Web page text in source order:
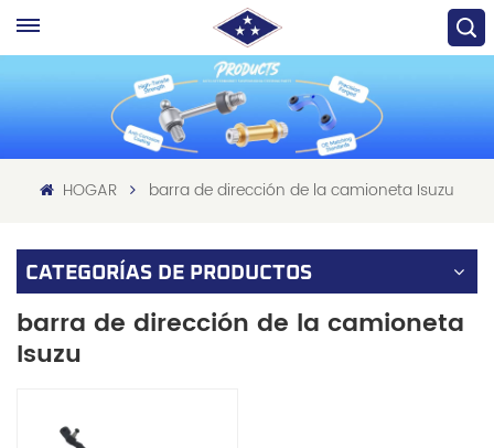
HOGAR barra de dirección de la camioneta Isuzu
CATEGORÍAS DE PRODUCTOS
barra de dirección de la camioneta
Isuzu